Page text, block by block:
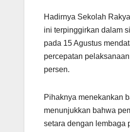
Hadirnya Sekolah
ini terpinggirkan dalam
pada 15 Agustus
percepatan
persen.
Pihaknya menekankan
menunjukkan bahwa
setara dengan lembaga